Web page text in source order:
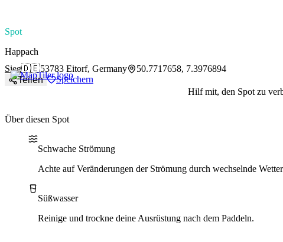
Spot
Happach
Sieg🇩🇪53783 Eitorf, Germany
50.7717658, 7.3976894
Teilen
Speichern
Hilf mit, den Spot zu
Über diesen Spot
Water current
Schwache Strömung
Achte auf Veränderungen der Strömung durch wechselnde
Water type
Süßwasser
Reinige und trockne deine Ausrüstung nach dem Paddeln.